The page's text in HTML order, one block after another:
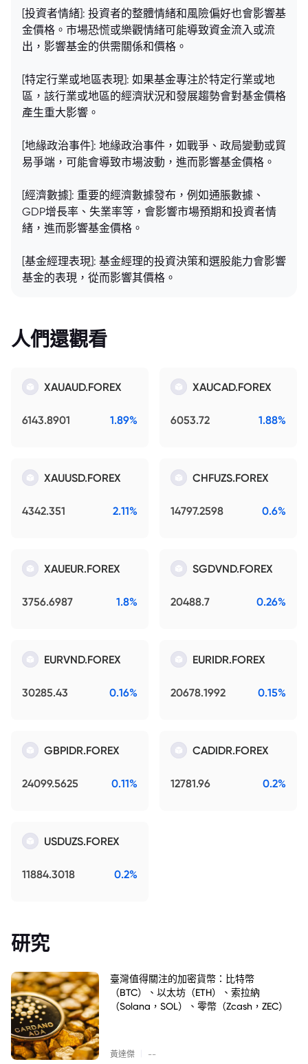
[投資者情緒]: 投資者的整體情緒和風險偏好也會影響基
金價格。市場恐慌或樂觀情緒可能導致資金流入或流
出，影響基金的供需關係和價格。
[特定行業或地區表現]: 如果基金專注於特定行業或地
區，該行業或地區的經濟狀況和發展趨勢會對基金價格
產生重大影響。
[地緣政治事件]: 地緣政治事件，如戰爭、政局變動或貿
易爭端，可能會導致市場波動，進而影響基金價格。
[經濟數據]: 重要的經濟數據發布，例如通脹數據、
GDP增長率、失業率等，會影響市場預期和投資者情
緒，進而影響基金價格。
[基金經理表現]: 基金經理的投資決策和選股能力會影響
基金的表現，從而影響其價格。
人們還觀看
XAUAUD.FOREX
6143.8901 1.89%
XAUCAD.FOREX
6053.72 1.88%
XAUUSD.FOREX
4342.351 2.11%
CHFUZS.FOREX
14797.2598 0.6%
XAUEUR.FOREX
3756.6987 1.8%
SGDVND.FOREX
20488.7 0.26%
EURVND.FOREX
30285.43 0.16%
EURIDR.FOREX
20678.1992 0.15%
GBPIDR.FOREX
24099.5625 0.11%
CADIDR.FOREX
12781.96 0.2%
USDUZS.FOREX
11884.3018 0.2%
研究
臺灣值得關注的加密貨幣：比特幣
（BTC）、以太坊（ETH）、索拉納
（Solana，SOL）、零幣（Zcash，ZEC）
黃達傑 --